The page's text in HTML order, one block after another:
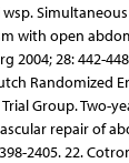
wsp.
with open
2004; 28: 442-
Randomized
Group. Two-
repair of
2405. 22.